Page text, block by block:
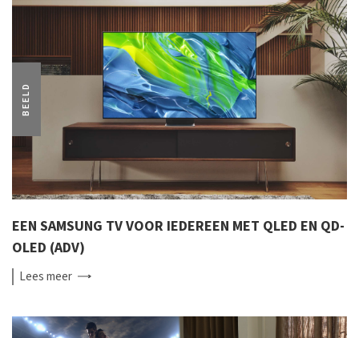
BEELD
EEN SAMSUNG TV VOOR IEDEREEN MET QLED EN QD-
OLED (ADV)
Leesmeer